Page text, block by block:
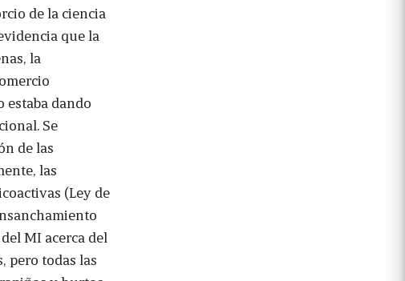
de la ciencia
que la
la
estaba dando
Se
de las
las
(Ley de
MI acerca del
pero todas las